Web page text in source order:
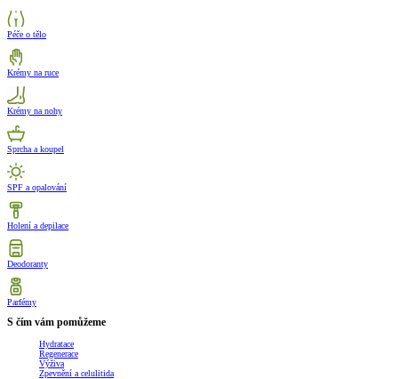
Péče o tělo
Krémy na ruce
Krémy na nohy
Sprcha a koupel
SPF a opalování
Holení a depilace
Deodoranty
Parfémy
S čím vám pomůžeme
Hydratace
Regenerace
Výživa
Zpevnění a celulitida